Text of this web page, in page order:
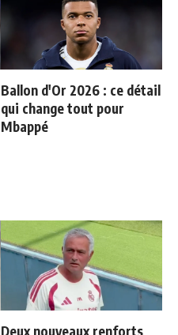
Ballon d'Or 2026 : ce détail
qui change tout pour
Mbappé
Deux nouveaux renforts